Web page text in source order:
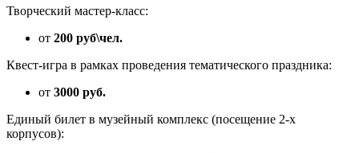
Творческий мастер-класс:
от 200 руб\чел.
Квест-игра в рамках проведения тематического праздника:
от 3000 руб.
Единый билет в музейный комплекс (посещение 2-х
корпусов):